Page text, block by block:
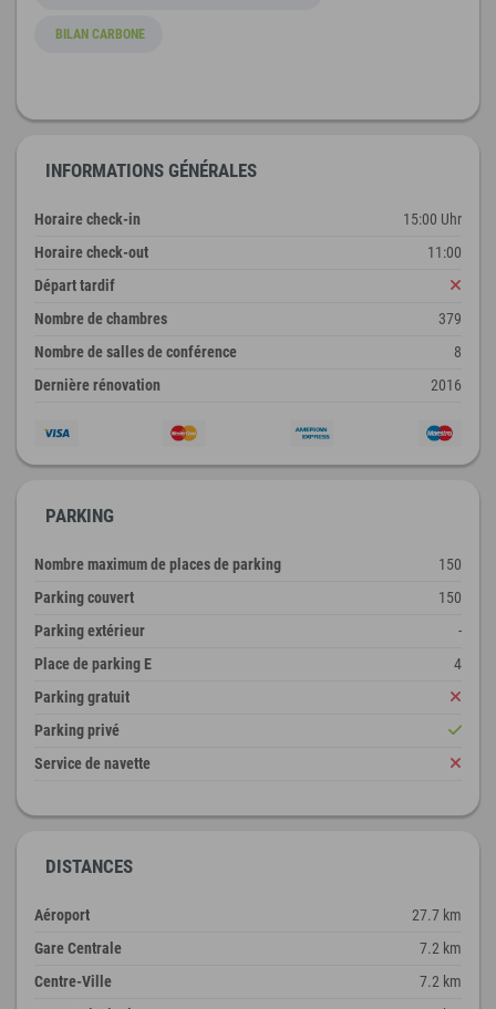
BILAN CARBONE
INFORMATIONS GÉNÉRALES
Horaire check-in
15:00 Uhr
Horaire check-out
11:00
Départ tardif
Nombre de chambres
379
Nombre de salles de conférence
8
Dernière rénovation
2016
PARKING
Nombre maximum de places de parking
150
Parking couvert
150
Parking extérieur
-
Place de parking E
4
Parking gratuit
Parking privé
Service de navette
DISTANCES
Aéroport
27.7 km
Gare Centrale
7.2 km
Centre-Ville
7.2 km